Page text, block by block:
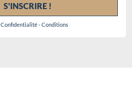
S'INSCRIRE !
Confidentialité-Conditions